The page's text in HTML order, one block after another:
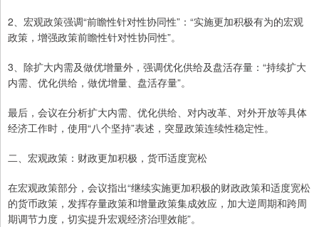
2、宏观政策强调“前瞻性针对性协同性”：“实施更加积极有为的宏观
政策，增强政策前瞻性针对性协同性”。
3、除扩大内需及做优增量外，强调优化供给及盘活存量：“持续扩大
内需、优化供给，做优增量、盘活存量”。
最后，会议在分析扩大内需、优化供给、对内改革、对外开放等具体
经济工作时，使用“八个坚持”表述，突显政策连续性稳定性。
二、宏观政策：财政更加积极，货币适度宽松
在宏观政策部分，会议指出“继续实施更加积极的财政政策和适度宽松
的货币政策，发挥存量政策和增量政策集成效应，加大逆周期和跨周
期调节力度，切实提升宏观经济治理效能”。